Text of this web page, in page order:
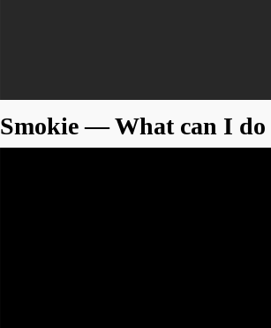
Smokie — What can I